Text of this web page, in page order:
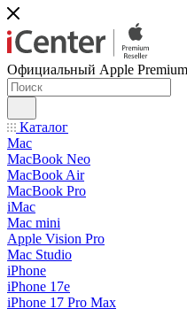
Официальный Apple
Каталог
Mac
MacBook Neo
MacBook Air
MacBook Pro
iMac
Mac mini
Apple Vision Pro
Mac Studio
iPhone
iPhone 17e
iPhone 17 Pro Max